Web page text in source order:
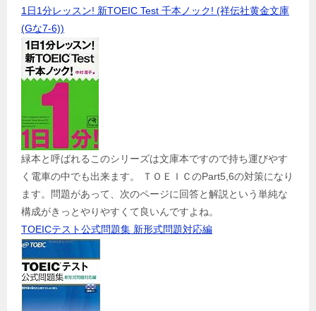
1日1分レッスン! 新TOEIC Test 千本ノック! (祥伝社黄金文庫
(Gな7-6))
緑本と呼ばれるこのシリーズは文庫本ですので持ち運びやす
く電車の中でも出来ます。 ＴＯＥＩＣのPart5,6の対策になり
ます。問題があって、次のページに回答と解説という単純な
構成がきっとやりやすくて良いんですよね。
TOEICテスト公式問題集 新形式問題対応編